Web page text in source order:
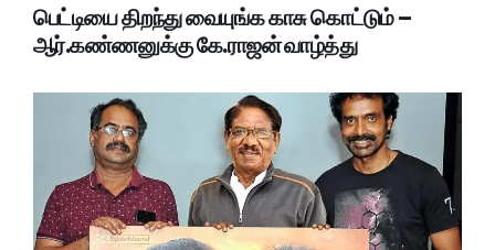
பெட்டியை திறந்து வையுங்க காசு கொட்டும் –
ஆர்.கண்ணனுக்கு கே.ராஜன் வாழ்த்து